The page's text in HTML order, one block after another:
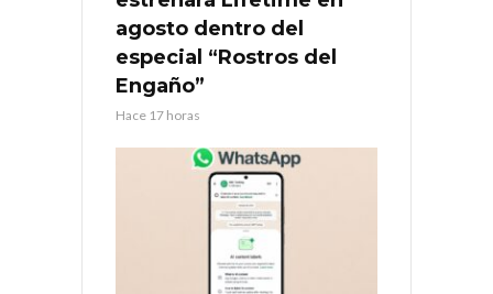
agosto dentro del
especial “Rostros del
Engaño”
Hace 17 horas